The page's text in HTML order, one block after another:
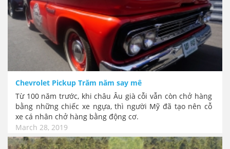
Chevrolet Pickup Trăm năm say mê
Từ 100 năm trước, khi châu Âu già cỗi vẫn còn chở hàng
bằng những chiếc xe ngựa, thì người Mỹ đã tạo nên cỗ
xe cá nhân chở hàng bằng động cơ.
March 28, 2019